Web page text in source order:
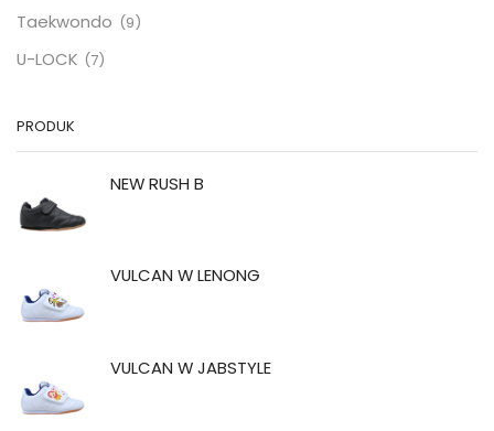
Taekwondo (9)
U-LOCK (7)
PRODUK
NEW RUSH B
VULCAN W LENONG
VULCAN W JABSTYLE